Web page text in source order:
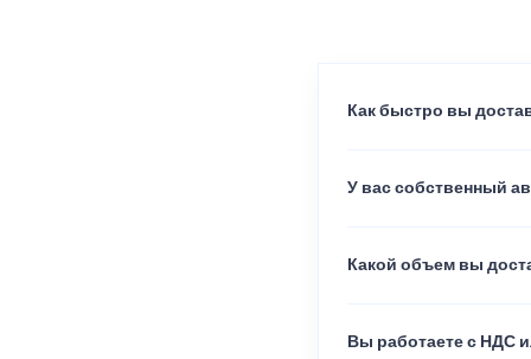
Как быстро вы
У вас собственный
Какой объем вы
Вы работаете с НДС